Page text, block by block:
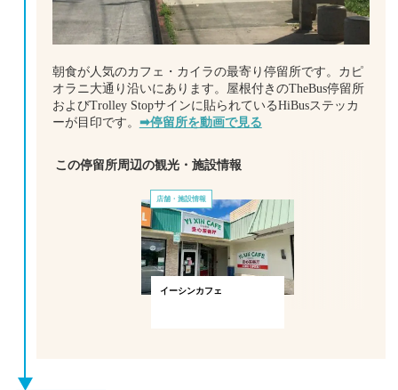
朝食が人気のカフェ・カイラの最寄り停留所です。カピ
オラニ大通り沿いにあります。屋根付きのTheBus停留所
およびTrolley Stopサインに貼られているHiBusステッカ
ーが目印です。 ➡停留所を動画で見る
この停留所周辺の観光・施設情報
店舗・施設情報
イーシンカフェ